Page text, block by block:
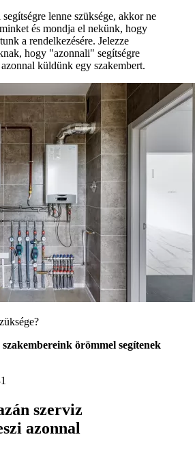
lenne szüksége, akkor ne
és mondja el nekünk, hogy
a rendelkezésére. Jelezze
hogy "azonnali" segítségre
küldünk egy szakembert.
örömmel segítenek
szerviz
azonnal